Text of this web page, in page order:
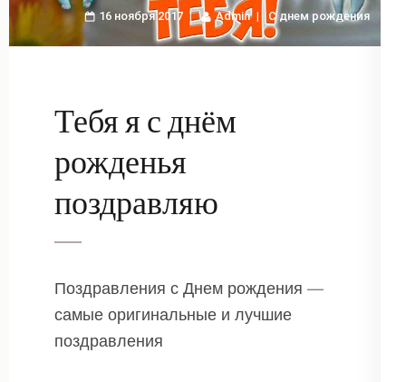
16 ноября 2017 Admin С днем рождения
Тебя я с днём
рожденья
поздравляю
Поздравления с Днем рождения —
самые оригинальные и лучшие
поздравления